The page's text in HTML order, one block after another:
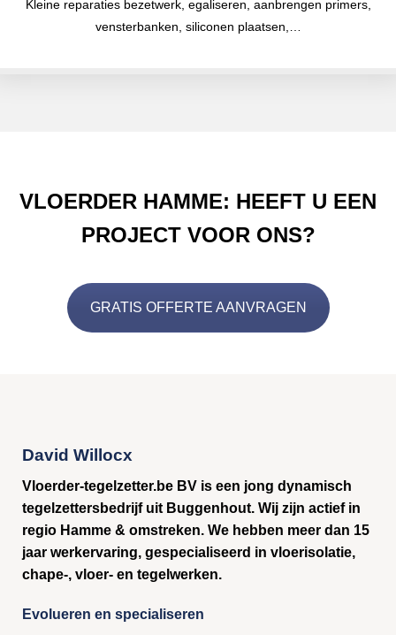
Kleine reparaties bezetwerk, egaliseren, aanbrengen primers,
vensterbanken, siliconen plaatsen,…
VLOERDER HAMME: HEEFT U EEN
PROJECT VOOR ONS?
GRATIS OFFERTE AANVRAGEN
David Willocx
Vloerder-tegelzetter.be BV is een jong dynamisch
tegelzettersbedrijf uit Buggenhout. Wij zijn actief in
regio Hamme & omstreken. We hebben meer dan 15
jaar werkervaring, gespecialiseerd in vloerisolatie,
chape-, vloer- en tegelwerken.
Evolueren en specialiseren